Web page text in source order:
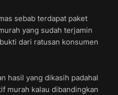
sebab terdapat paket
yang sudah terjamin
dari ratusan konsumen
hasil yang dikasih padahal
murah kalau dibandingkan